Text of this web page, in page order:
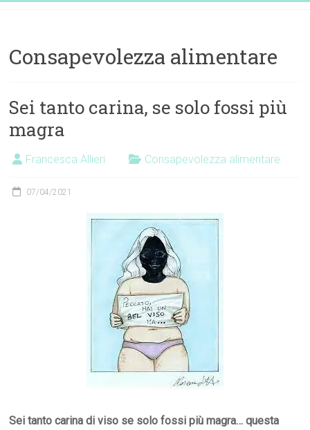
Francesca
Allieri
Nutrizionista
EatDifferently
Consapevolezza alimentare
Sei tanto carina, se solo fossi più
magra
Francesca Allieri Consapevolezza alimentare
07/04/2021
Sei tanto carina di viso se solo fossi più magra… questa